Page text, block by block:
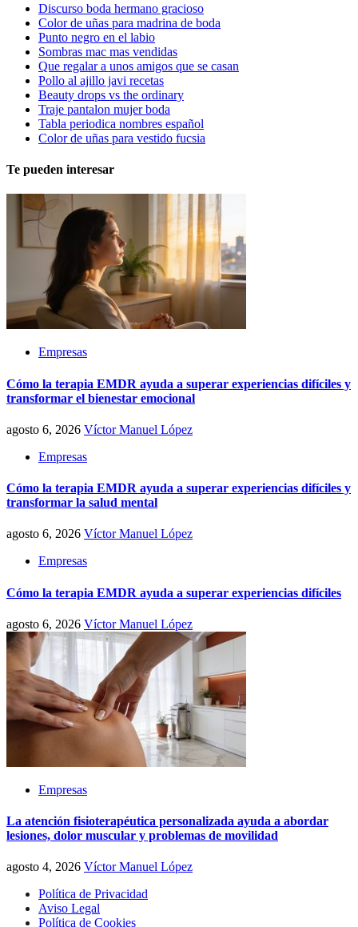
Discurso boda hermano gracioso
Color de uñas para madrina de boda
Punto negro en el labio
Sombras mac mas vendidas
Que regalar a unos amigos que se casan
Pollo al ajillo javi recetas
Beauty drops vs the ordinary
Traje pantalon mujer boda
Tabla periodica nombres español
Color de uñas para vestido fucsia
Te pueden interesar
Empresas
Cómo la terapia EMDR ayuda a superar experiencias difíciles y
transformar el bienestar emocional
agosto 6, 2026 Víctor Manuel López
Empresas
Cómo la terapia EMDR ayuda a superar experiencias difíciles y
transformar la salud mental
agosto 6, 2026 Víctor Manuel López
Empresas
Cómo la terapia EMDR ayuda a superar experiencias difíciles
agosto 6, 2026 Víctor Manuel López
Empresas
La atención fisioterapéutica personalizada ayuda a abordar
lesiones, dolor muscular y problemas de movilidad
agosto 4, 2026 Víctor Manuel López
Política de Privacidad
Aviso Legal
Política de Cookies